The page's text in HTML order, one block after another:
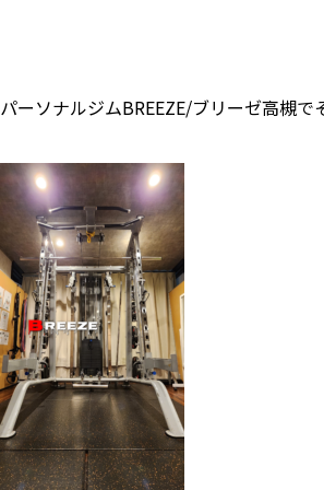
パーソナルジムBREEZE/ブリーゼ高槻で